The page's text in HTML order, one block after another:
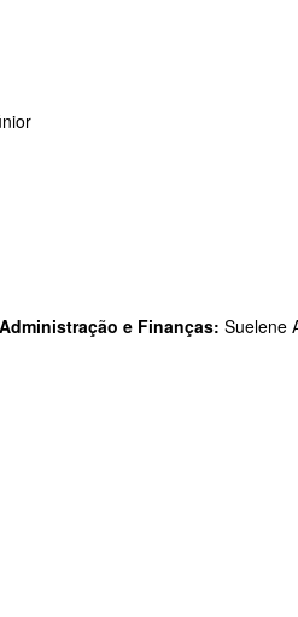
e Finanças: Suelene